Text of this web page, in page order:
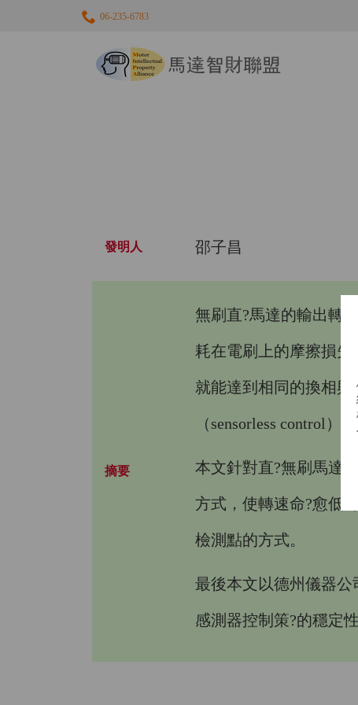
06-235-6783
發明人 邵子昌
摘要
無刷直?馬達的輸出轉
耗在電刷上的摩擦損失
就能達到相同的換相與
（sensorless control）
本文針對直?無刷馬達
方式，使轉速命?愈低
檢測點的方式。
最後本文以德州儀器公
感測器控制策?的穩定